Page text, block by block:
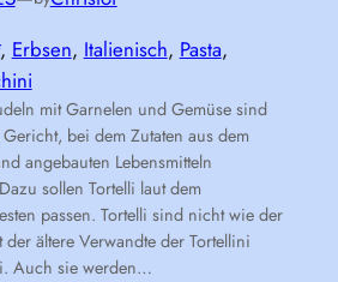
, Erbsen, Italienisch, Pasta
mit Garnelen und Gemüse sind
bei dem Zutaten aus dem
angebauten Lebensmitteln
sollen Tortelli laut dem
passen. Tortelli sind nicht wie der
der ältere Verwandte der Tortellini
Auch sie werden…